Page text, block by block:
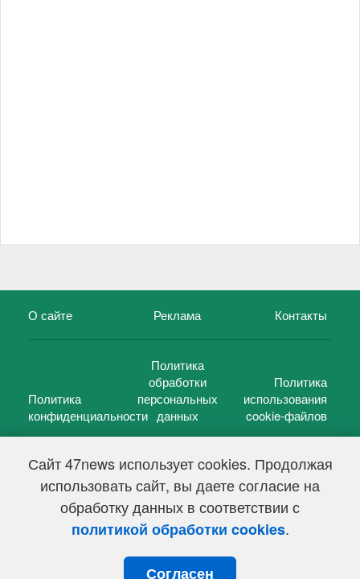
Сайт 47news использует cookies. Продолжая
использовать сайт, вы даете согласие на
обработку данных в соответствии с
политикой обработки cookies.
Согласен
О сайте Реклама Контакты
Политика
конфиденциальности
Политика
обработки
персональных
данных
Политика
использования
cookie-файлов
47 новостей (47 news)2005 — 2026 г.
Свидетельство о регистрации СМИ Эл № ФС 77-39848, выдано
Федеральной службой по надзору в сфере связи,
информационных технологий и массовых коммуникаций